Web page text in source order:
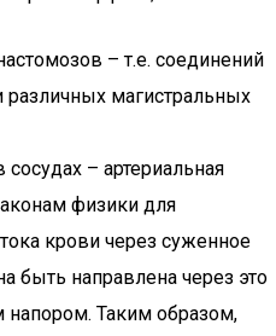
– т.е. соединений
магистральных
– артериальная
физики для
крови через суженное
быть направлена через это
Таким образом,